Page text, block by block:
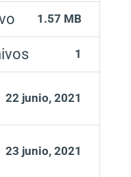
1.57 MB
1
22 junio, 2021
23 junio, 2021